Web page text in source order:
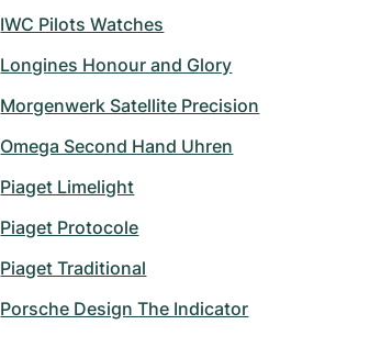
IWC Pilots Watches
Longines Honour and Glory
Morgenwerk Satellite Precision
Omega Second Hand Uhren
Piaget Limelight
Piaget Protocole
Piaget Traditional
Porsche Design The Indicator